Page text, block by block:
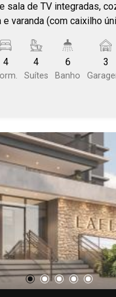
sala de TV integradas,
e varanda (com caixilho
ampliado, ilha e varanda
estratégica, com fácil
as principais vias de
4 4
Suítes
6
Banho
3